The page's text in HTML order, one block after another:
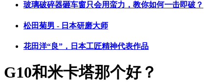
玻璃破碎器砸车窗只会用蛮力，教你如何一击即破？
松田菊男 - 日本研磨大师
花田洋“良”，日本工匠精神代表作品
G10和米卡塔那个好？